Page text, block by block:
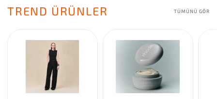
TREND ÜRÜNLER TÜMÜNÜ GÖR